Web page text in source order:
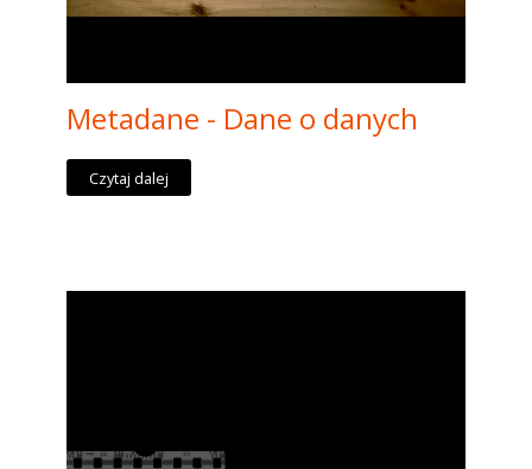
Metadane - Dane o danych
Czytaj dalej